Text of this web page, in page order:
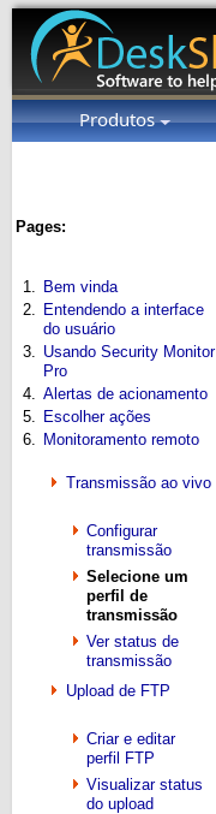
Produtos
Pages:
1.
Bem vinda
2.
Entendendo a interface
do usuário
3.
Usando Security Monitor
Pro
4.
Alertas de acionamento
5.
Escolher ações
6.
Monitoramento remoto
Transmissão ao vivo
Configurar
transmissão
Selecione um
perfil de
transmissão
Ver status de
transmissão
Upload de FTP
Criar e editar
perfil FTP
Visualizar status
do upload